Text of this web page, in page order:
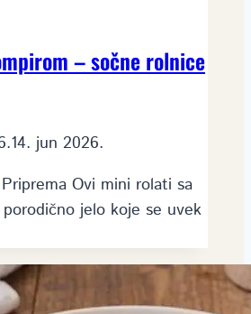
– sočne rolnice
14. jun 2026.
Ovi mini rolati sa
jelo koje se uvek